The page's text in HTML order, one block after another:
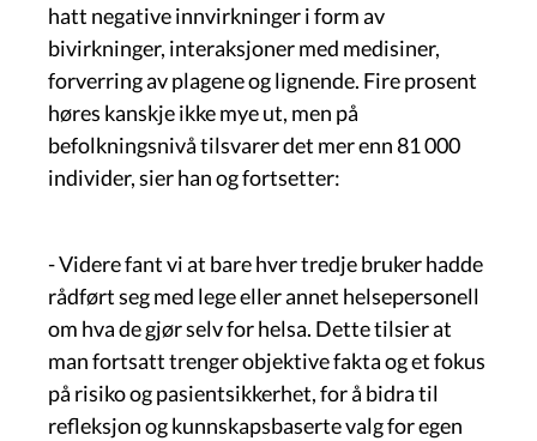
hatt negative innvirkninger i form av
bivirkninger, interaksjoner med medisiner,
forverring av plagene og lignende. Fire prosent
høres kanskje ikke mye ut, men på
befolkningsnivå tilsvarer det mer enn 81 000
individer, sier han og fortsetter:
- Videre fant vi at bare hver tredje bruker hadde
rådført seg med lege eller annet helsepersonell
om hva de gjør selv for helsa. Dette tilsier at
man fortsatt trenger objektive fakta og et fokus
på risiko og pasientsikkerhet, for å bidra til
refleksjon og kunnskapsbaserte valg for egen